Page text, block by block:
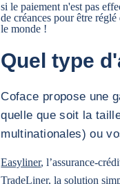
si le paiement n'est pas
de créances pour être
le monde !
Quel type
Coface propose une
quelle que soit la
multinationales) ou
Easyliner, l’assurance-
TradeLiner, la solution